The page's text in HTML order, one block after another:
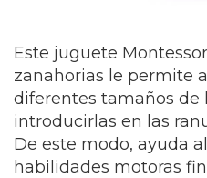
Este juguete
zanahorias le permite
diferentes tamaños de
introducirlas en las
De este modo, ayuda
habilidades motoras